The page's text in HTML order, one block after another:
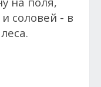
соловей - в